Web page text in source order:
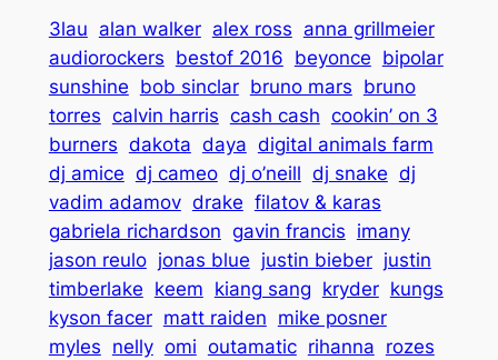
3lau alan walker alex ross anna grillmeier
audiorockers bestof 2016 beyonce bipolar
sunshine bob sinclar bruno mars bruno
torres calvin harris cash cash cookin’ on 3
burners dakota daya digital animals farm
dj amice dj cameo dj o’neill dj snake dj
vadim adamov drake filatov & karas
gabriela richardson gavin francis imany
jason reulo jonas blue justin bieber justin
timberlake keem kiang sang kryder kungs
kyson facer matt raiden mike posner
myles nelly omi outamatic rihanna rozes